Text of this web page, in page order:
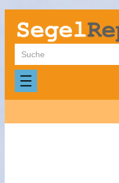
Zum
Inhalt
springen
Suchen